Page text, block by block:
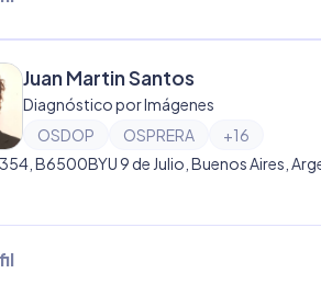
Juan Martin Santos
Diagnóstico por Imágenes
OSDOP
OSPRERA +16
B6500BYU 9 de Julio, Buenos Aires,